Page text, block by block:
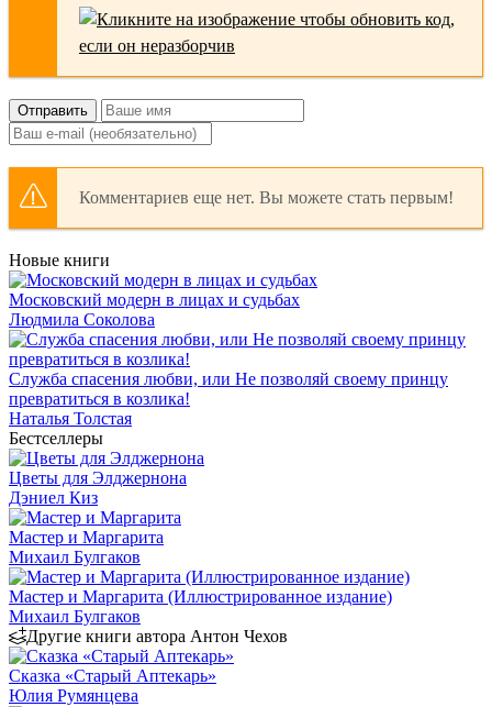
Отправить
Комментариев еще нет. Вы можете стать первым!
Новые книги
Московский модерн в лицах и судьбах
Людмила Соколова
Служба спасения любви, или Не позволяй своему принцу
превратиться в козлика!
Наталья Толстая
Бестселлеры
Цветы для Элджернона
Дэниел Киз
Мастер и Маргарита
Михаил Булгаков
Мастер и Маргарита (Иллюстрированное издание)
Михаил Булгаков
Другие книги автора Антон Чехов
Сказка «Старый Аптекарь»
Юлия Румянцева